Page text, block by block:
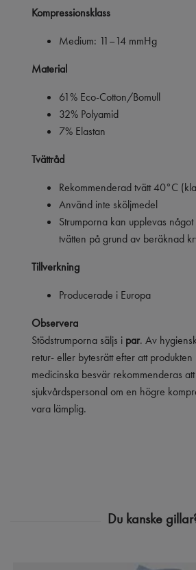
Kompressionsklass
Medium: 11–14 mmHg
Material
61% Eco-Cotton/Bomull
32% Polyamid
7% Elastan
Tvättråd
Rekommenderad tvätt 40°C
Använd inte sköljmedel
Strumporna kan upplevas
tvätten på grund av beräknad
Tillverkning
Producerade i Europa
Observera
Stödstrumporna säljs i par. Av
retur- eller bytesrätt efter att
medicinska besvär rekommenderas
sjukvårdspersonal om en högre
vara lämplig.